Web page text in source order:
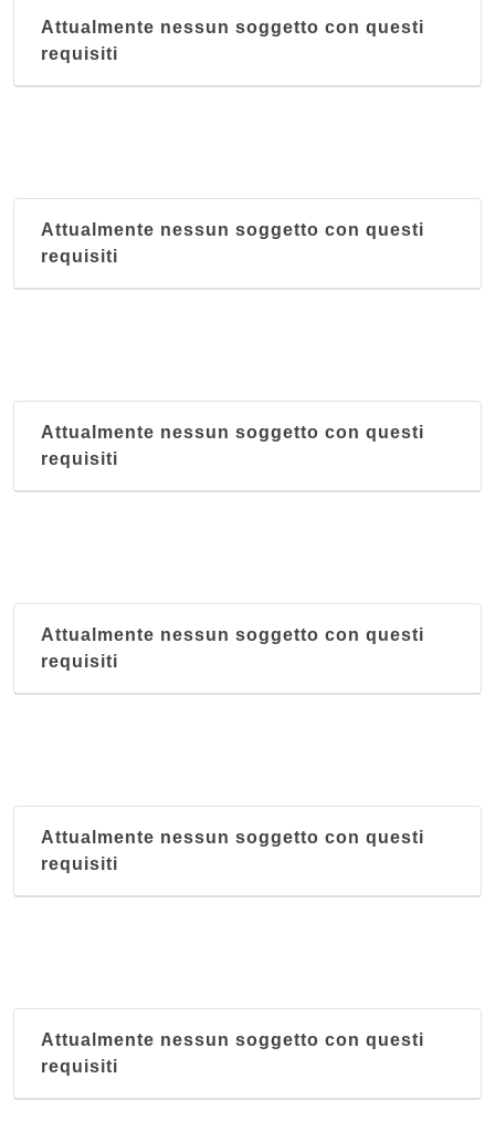
Attualmente nessun soggetto con questi
requisiti
Attualmente nessun soggetto con questi
requisiti
Attualmente nessun soggetto con questi
requisiti
Attualmente nessun soggetto con questi
requisiti
Attualmente nessun soggetto con questi
requisiti
Attualmente nessun soggetto con questi
requisiti